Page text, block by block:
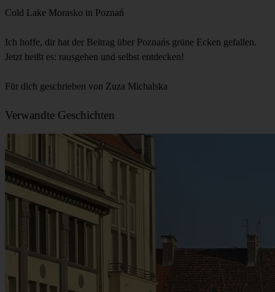
Cold Lake Morasko in Poznań
Ich hoffe, dir hat der Beitrag über Poznańs grüne Ecken gefallen.
Jetzt heißt es: rausgehen und selbst entdecken!
Für dich geschrieben von Zuza Michalska
Verwandte Geschichten